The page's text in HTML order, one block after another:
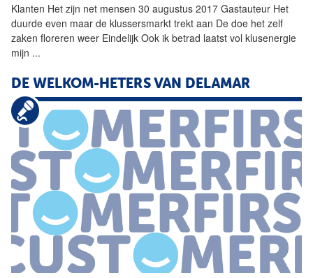
Klanten Het zijn net mensen 30 augustus 2017 Gastauteur Het
duurde even maar de klussersmarkt trekt aan De doe het zelf
zaken floreren weer Eindelijk Ook ik betrad laatst vol klusenergie
mijn ...
DE WELKOM-HETERS VAN DELAMAR